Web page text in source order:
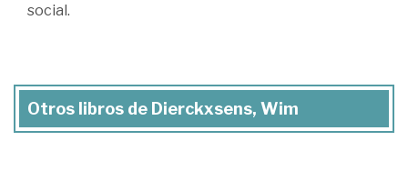
social.
Otros libros de Dierckxsens, Wim